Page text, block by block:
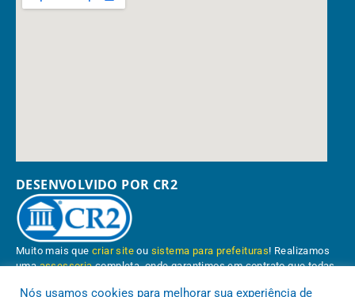
DESENVOLVIDO POR CR2
Muito mais quecriar site ou sistema para prefeituras! Realizamos
umaassessoriacompleta, onde garantimos em contrato que todas
Nós usamos cookies para melhorar sua experiência de